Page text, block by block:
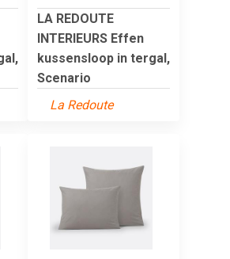
LA REDOUTE
INTERIEURS Effen
kussensloop in tergal,
Scenario
La Redoute